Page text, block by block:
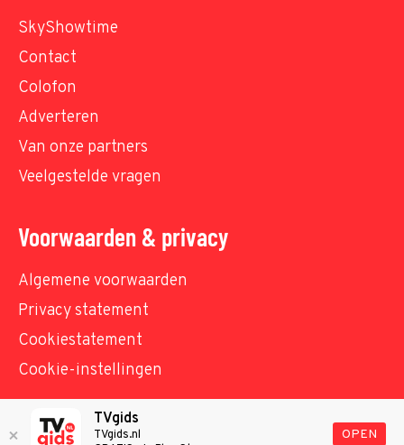
SkyShowtime
Contact
Colofon
Adverteren
Van onze partners
Veelgestelde vragen
Voorwaarden & privacy
Algemene voorwaarden
Privacy statement
Cookiestatement
Cookie-instellingen
© TVgids.nl 2026 - All rights reserved. No text and
TVgids
TVgids.nl
OPEN